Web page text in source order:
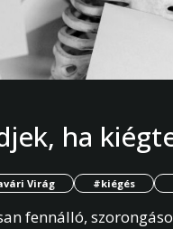
ha
Virág #kiégés
fennálló,